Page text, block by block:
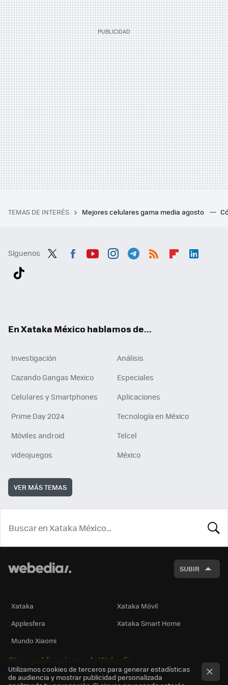
TEMAS DE INTERÉS Mejores celulares gama media agosto
Síguenos
En Xataka México hablamos de...
Investigación
Análisis
Cazando Gangas Mexico
Especiales
Celulares y Smartphones
Aplicaciones
Prime Day 2024
Tecnología en México
Móviles android
Telcel
videojuegos
México
VER MÁS TEMAS
SUBIR
Xataka
Xataka Móvil
Applesfera
Xataka Smart Home
Mundo Xiaomi
Otras publicaciones de Webedia
Utilizamos cookies de terceros para generar estadísticas
de audiencia y mostrar publicidad personalizada